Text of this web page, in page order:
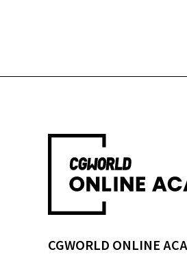
CGWORLD ONLINE